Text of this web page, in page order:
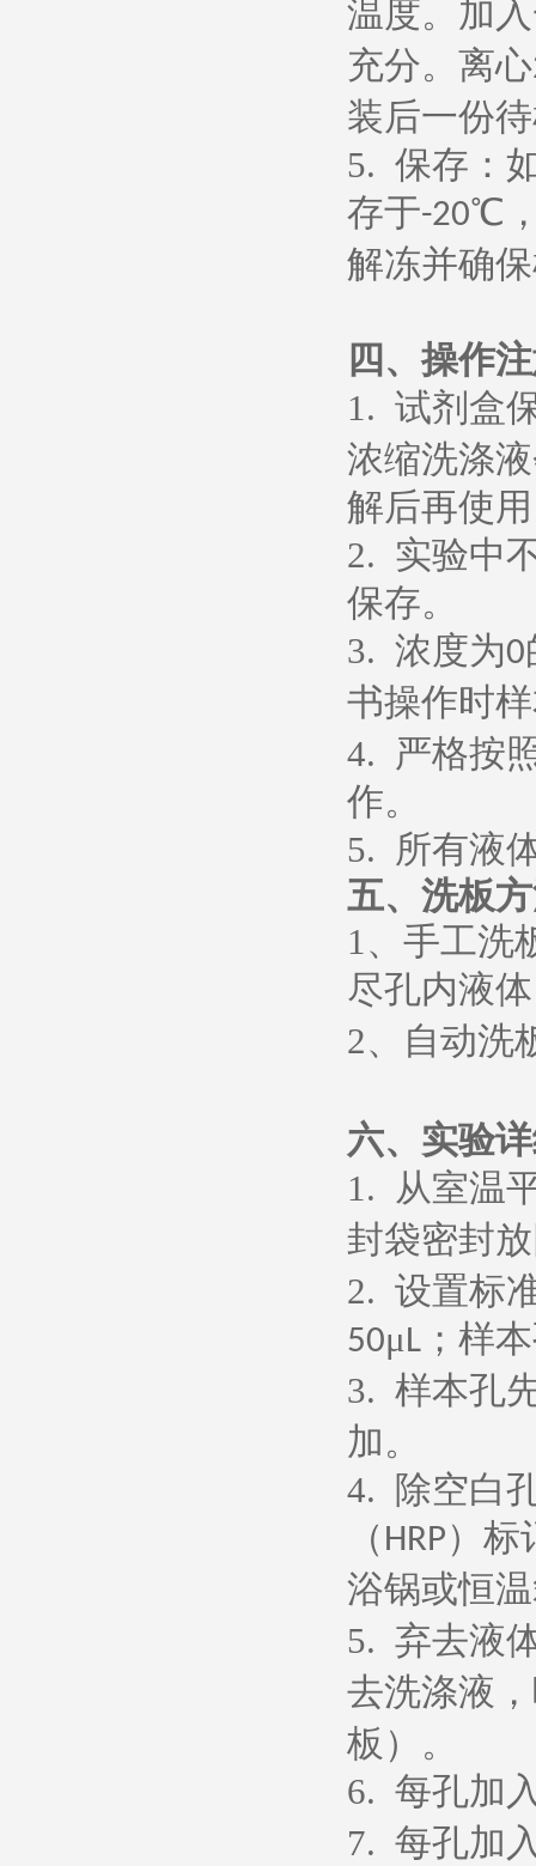
温度。加
充分。离心
装后一份
5. 保存：
存于-20℃
解冻并确
四、操作
1. 试剂盒
浓缩洗涤
解后再使
2. 实验中
保存。
3. 浓度为0
书操作时
4. 严格按
作。
5. 所有液
五、 洗板
1、 手工洗
尽孔内液
2、 自动洗
六、 实验
1. 从室温
封袋密封
2. 设置标
50μL ；样
3. 样本孔
加。
4. 除空白
（ HRP）标
浴锅或恒
5. 弃去液
去洗涤液
板）。
6. 每孔加
7. 每孔加